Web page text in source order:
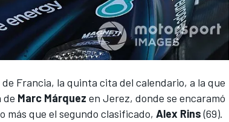
Francia, la quinta cita del calendario, a la que
de Marc Márquez en Jerez, donde se encaramó
más que el segundo clasificado, Alex Rins(69).